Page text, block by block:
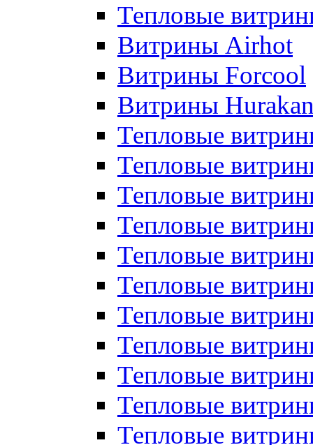
Тепловые
Витрины Airhot
Витрины Forcool
Витрины
Тепловые
Тепловые
Тепловые
Тепловые
Тепловые
Тепловые
Тепловые
Тепловые
Тепловые
Тепловые
Тепловые